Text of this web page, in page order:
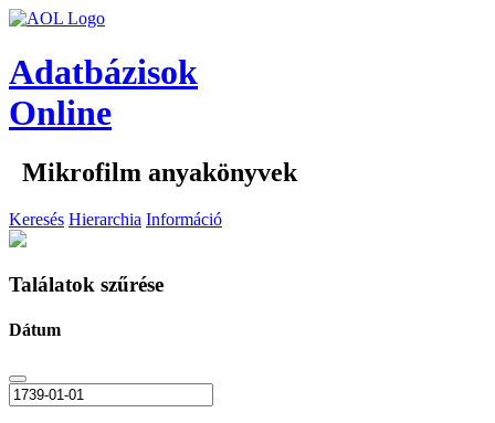
Adatbázisok
Online
Mikrofilm anyakönyvek
Keresés Hierarchia Információ
Találatok szűrése
Dátum